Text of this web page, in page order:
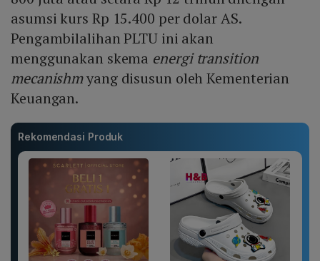
asumsi kurs Rp 15.400 per dolar AS.
Pengambilalihan PLTU ini akan
menggunakan skema energi transition
mecanishmyang disusun oleh Kementerian
Keuangan.
Rekomendasi Produk